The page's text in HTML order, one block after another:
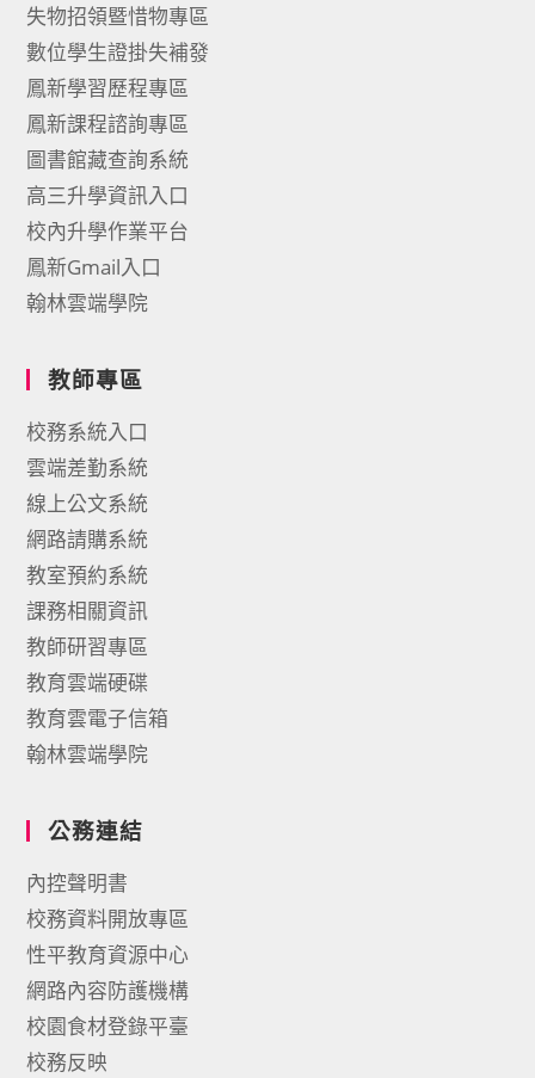
失物招領暨惜物專區
數位學生證掛失補發
鳳新學習歷程專區
鳳新課程諮詢專區
圖書館藏查詢系統
高三升學資訊入口
校內升學作業平台
鳳新Gmail入口
翰林雲端學院
教師專區
校務系統入口
雲端差勤系統
線上公文系統
網路請購系統
教室預約系統
課務相關資訊
教師研習專區
教育雲端硬碟
教育雲電子信箱
翰林雲端學院
公務連結
內控聲明書
校務資料開放專區
性平教育資源中心
網路內容防護機構
校園食材登錄平臺
校務反映